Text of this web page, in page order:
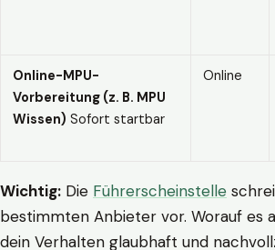
Online-MPU-
Vorbereitung (z. B. MPU
Wissen) Sofort startbar
Online
Wichtig: Die Führerscheinstelle
bestimmten Anbieter vor. Worauf es
dein Verhalten glaubhaft und